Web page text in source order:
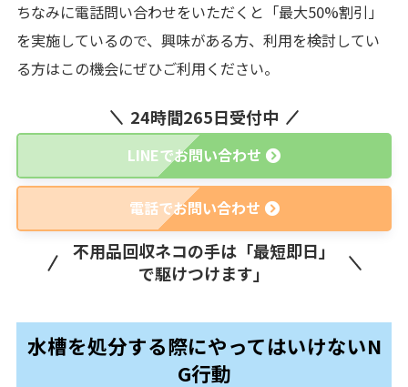
ちなみに電話問い合わせをいただくと「最大50%割引」
を実施しているので、興味がある方、利用を検討してい
る方はこの機会にぜひご利用ください。
24時間265日受付中
LINEでお問い合わせ
電話でお問い合わせ
不用品回収ネコの手は「最短即日」
で駆けつけます」
水槽を処分する際にやってはいけないN
G行動